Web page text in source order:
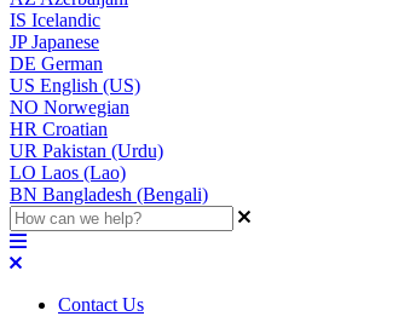
IS Icelandic
JPJapanese
DE German
US English (US)
NO Norwegian
HR Croatian
UR Pakistan (Urdu)
LO Laos (Lao)
BN Bangladesh (Bengali)
Contact Us